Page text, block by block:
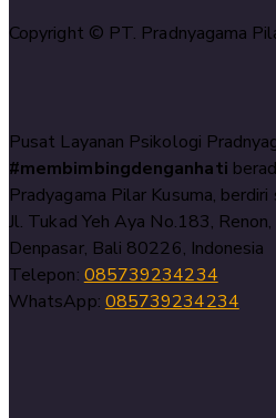
Copyright © PT. Pradnyagama
Pusat Layanan Psikologi
#membimbingdenganhati
Pradyagama Pilar Kusuma,
Jl. Tukad Yeh Aya No.183,
Denpasar, Bali 80226, Indonesia
Telepon: 085739234234
WhatsApp: 085739234234